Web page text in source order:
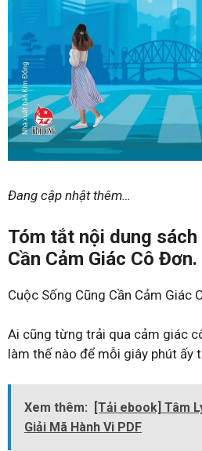
Đang cập nhật thêm…
Tóm tắt nội dung sách
Cần Cảm Giác Cô Đơn.
Cuộc Sống Cũng Cần Cảm Giác
Ai cũng từng trải qua cảm giác
làm thế nào để mỗi giây phút ấy
Xem thêm:
[Tải ebook] Tâm
Giải Mã Hành Vi PDF